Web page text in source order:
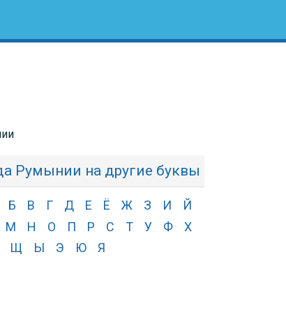
Румынии на другие буквы
Б В Г Д Е Ё Ж З И
Й
М Н О П Р С Т У Ф
Х
Щ Ы Э Ю Я